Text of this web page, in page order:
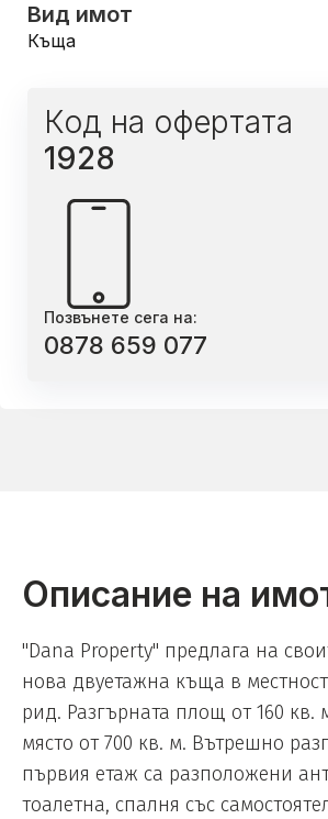
Вид имот
Къща
Код на офертата
1928
Позвънете сега на:
0878 659 077
Описание на
"Dana Property" предлага на
нова двуетажна къща в
рид. Разгърната площ от 160 кв.
място от 700 кв. м. Вътрешно
първия етаж са разположени
тоалетна, спалня със